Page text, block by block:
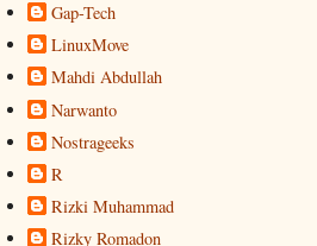
Gap-Tech
LinuxMove
Mahdi Abdullah
Narwanto
Nostrageeks
R
Rizki Muhammad
Rizky Romadon